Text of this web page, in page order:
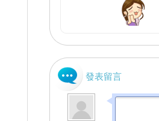
發表留言